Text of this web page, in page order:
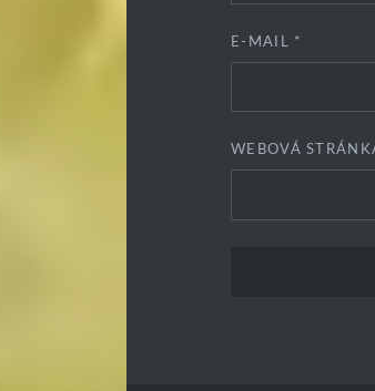
E-MAIL *
WEBOVÁ